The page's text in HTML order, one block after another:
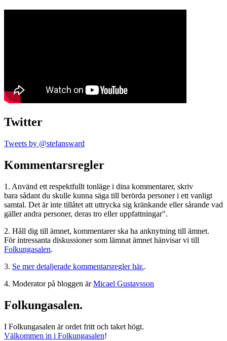
Twitter
Tweets by @stefansward
Kommentarsregler
1. Använd ett respektfullt tonläge i dina kommentarer, skriv
bara sådant du skulle kunna säga till berörda personer i ett vanligt
samtal. Det är inte tillåtet att uttrycka sig kränkande eller sårande vad
gäller andra personer, deras tro eller uppfattningar".
2. Håll dig till ämnet, kommentarer ska ha anknytning till ämnet.
För intressanta diskussioner som lämnat ämnet hänvisar vi till
Folkungasalen.
3. Se mer detaljerade kommentarsregler här..
4. Moderator på bloggen ärMicael Gustavsson
Folkungasalen.
I Folkungasalen är ordet fritt och taket högt.
Välkommen in i Folkungasalen!